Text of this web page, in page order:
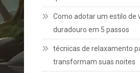
Como adotar um estilo de
duradouro em 5 passos
técnicas de relaxamento
transformam suas noites